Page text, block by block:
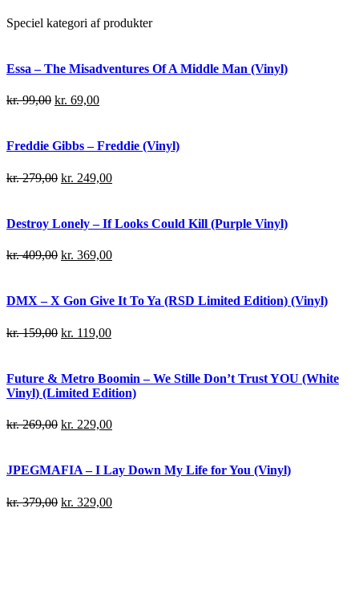
Speciel kategori af produkter
Essa – The Misadventures Of A Middle Man (Vinyl)
kr.99,00 kr. 69,00
Freddie Gibbs – Freddie (Vinyl)
kr.279,00 kr. 249,00
Destroy Lonely – If Looks Could Kill (Purple Vinyl)
kr.409,00 kr. 369,00
DMX – X Gon Give It To Ya (RSD Limited Edition) (Vinyl)
kr.159,00 kr. 119,00
Future & Metro Boomin – We Stille Don’t Trust YOU (White
Vinyl) (Limited Edition)
kr.269,00 kr. 229,00
JPEGMAFIA – I Lay Down My Life for You (Vinyl)
kr.379,00 kr. 329,00